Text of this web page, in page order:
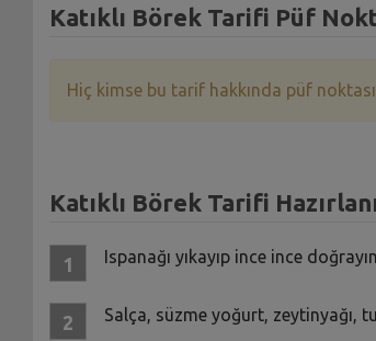
Katıklı Börek Tarifi Püf
Hiç kimse bu tarif hakkında püf
Katıklı Börek Tarifi
Ispanağı yıkayıp ince ince
Salça, süzme yoğurt, zeytinyağı,